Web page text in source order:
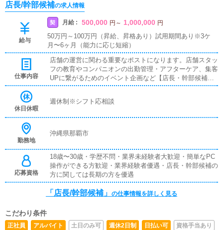
店長/幹部候補の求人情報
給与
契 月給 : 500,000 円 ～ 1,000,000 円
50万円～100万円（昇給、昇格あり）試用期間あり※3ケ
月〜6ヶ月（能力に応じ短縮）
仕事内容
店舗の運営に関わる重要なポストになります。店舗スタッ
フの教育やコンパニオンの出勤管理・アフターケア、集客
UPに繋がるためのイベント企画など【店長・幹部候補】
の方はご自身の手腕が問われる責任のある仕事となりま
が、その分やり甲斐は120％保証します！未経験からスタ
休日休暇
週休制※シフト応相談
勤務地
沖縄県那覇市
応募資格
18歳〜30歳・学歴不問・業界未経験者大歓迎・簡単なPC
操作ができる方歓迎・業界経験者優遇・店長・幹部候補の
方に関しては長期の方を優遇
「店長/幹部候補」 の仕事情報を詳しく見る
こだわり条件
正社員 アルバイト 土日のみ可 週休2日制 日払い可
資格手当あり